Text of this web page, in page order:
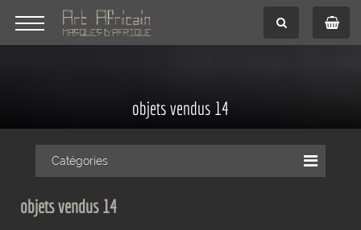
objets vendus 14
Catégories
objets vendus 14